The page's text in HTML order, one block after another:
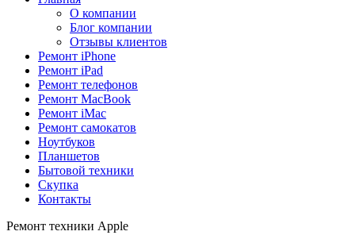
О компании
Блог компании
Отзывы клиентов
Ремонт iPhone
Ремонт iPad
Ремонт телефонов
Ремонт MacBook
Ремонт iMac
Ремонт самокатов
Ноутбуков
Планшетов
Бытовой техники
Скупка
Контакты
Ремонт техники Apple